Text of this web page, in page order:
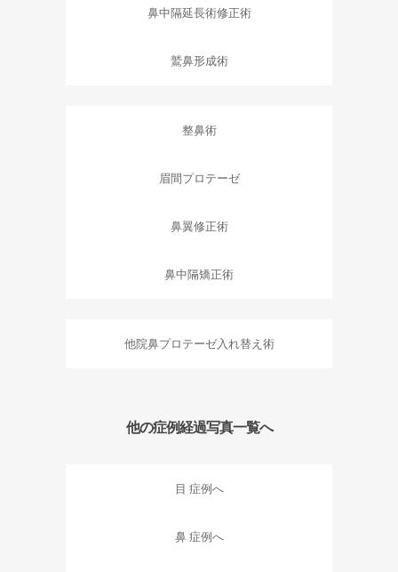
鼻中隔延長術修正術
鷲鼻形成術
整鼻術
眉間プロテーゼ
鼻翼修正術
鼻中隔矯正術
他院鼻プロテーゼ入れ替え術
他の症例経過写真一覧へ
目 症例へ
鼻 症例へ